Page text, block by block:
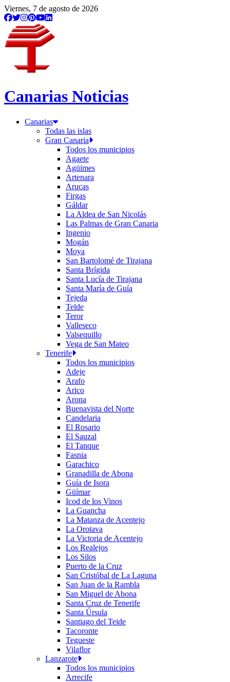
Viernes, 7 de agosto de 2026
Canarias Noticias
Canarias
Todas las islas
Gran Canaria
Todos los municipios
Agaete
Agüimes
Artenara
Arucas
Firgas
Gáldar
La Aldea de San Nicolás
Las Palmas de Gran Canaria
Ingenio
Mogán
Moya
San Bartolomé de Tirajana
Santa Brígida
Santa Lucía de Tirajana
Santa María de Guía
Tejeda
Telde
Teror
Valleseco
Valsequillo
Vega de San Mateo
Tenerife
Todos los municipios
Adeje
Arafo
Arico
Arona
Buenavista del Norte
Candelaria
El Rosario
El Sauzal
El Tanque
Fasnia
Garachico
Granadilla de Abona
Guía de Isora
Güímar
Icod de los Vinos
La Guancha
La Matanza de Acentejo
La Orotava
La Victoria de Acentejo
Los Realejos
Los Silos
Puerto de la Cruz
San Cristóbal de La Laguna
San Juan de la Rambla
San Miguel de Abona
Santa Cruz de Tenerife
Santa Úrsula
Santiago del Teide
Tacoronte
Tegueste
Vilaflor
Lanzarote
Todos los municipios
Arrecife